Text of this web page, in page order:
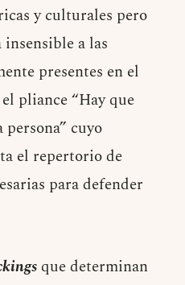
y culturales pero
a las
presentes en el
pliance “Hay que
cuyo
el repertorio de
para defender
que determinan